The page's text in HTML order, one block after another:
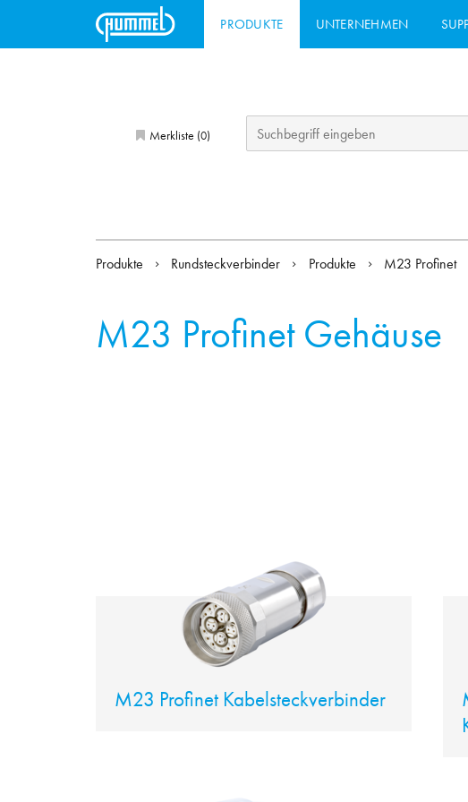
PRODUKTE UNTERNEHMEN
Merkliste (0)
Produkte Rundsteckverbinder Produkte M23 Profinet
M23 Profinet Gehäuse
M23 Profinet Kabelsteckverbinder